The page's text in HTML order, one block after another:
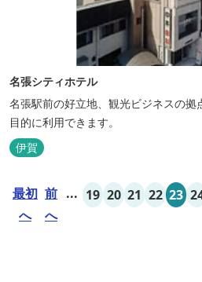
名張シティホテル
名張駅前の好立地、観光ビジネスの拠
目的に利用できます。
伊賀
最初
へ
前
へ
... 19 20 21 22 23